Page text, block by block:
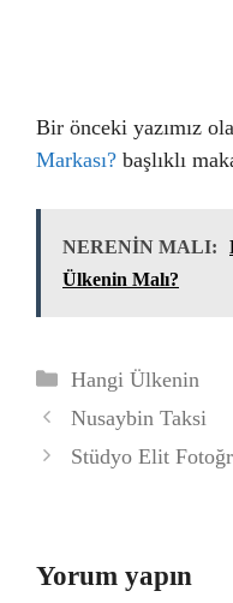
Bir önceki yazımız
Markası? başlıklı
NERENİN MALI:
Ülkenin Malı?
Kategoriler
Hangi Ülkenin
Nusaybin Taksi
Stüdyo Elit
Yorum yapın